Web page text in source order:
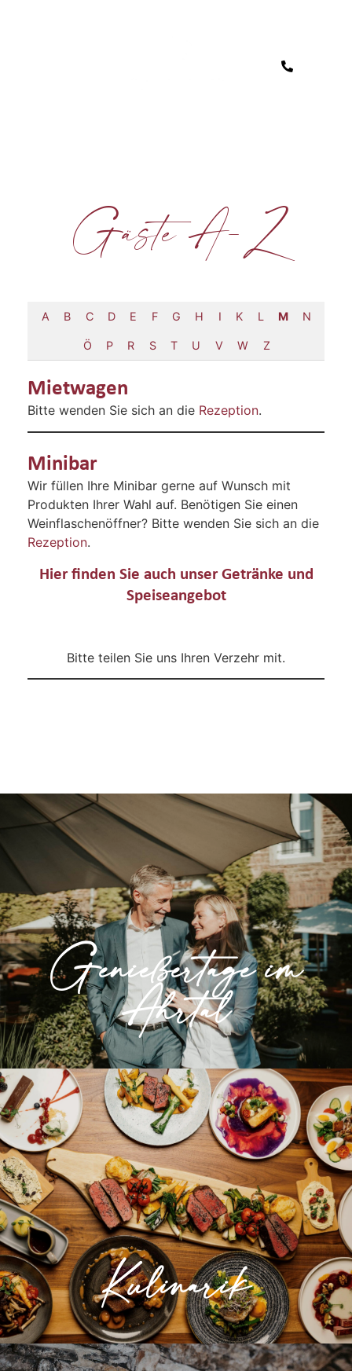
Gäste A-Z
A B C D E F G H I K L M N
Ö P R S T U V W Z
Mietwagen
Bitte wenden Sie sich an die Rezeption.
Minibar
Wir füllen Ihre Minibar gerne auf Wunsch mit
Produkten Ihrer Wahl auf. Benötigen Sie einen
Weinflaschenöffner? Bitte wenden Sie sich an die
Rezeption.
Hier finden Sie auch unser Getränke und
Speiseangebot
Bitte teilen Sie uns Ihren Verzehr mit.
Genießertage im
Ahrtal
Genießertage im
Ahrtal
Unseren Klassiker genießen im schönen
Ahrtal.
» Mehr erfahren
Kulinarik
Kulinarik
Hier genießen sie unsere frische, regionale
Küche in behaglicher Atmosphäre.
» Mehr erfahren